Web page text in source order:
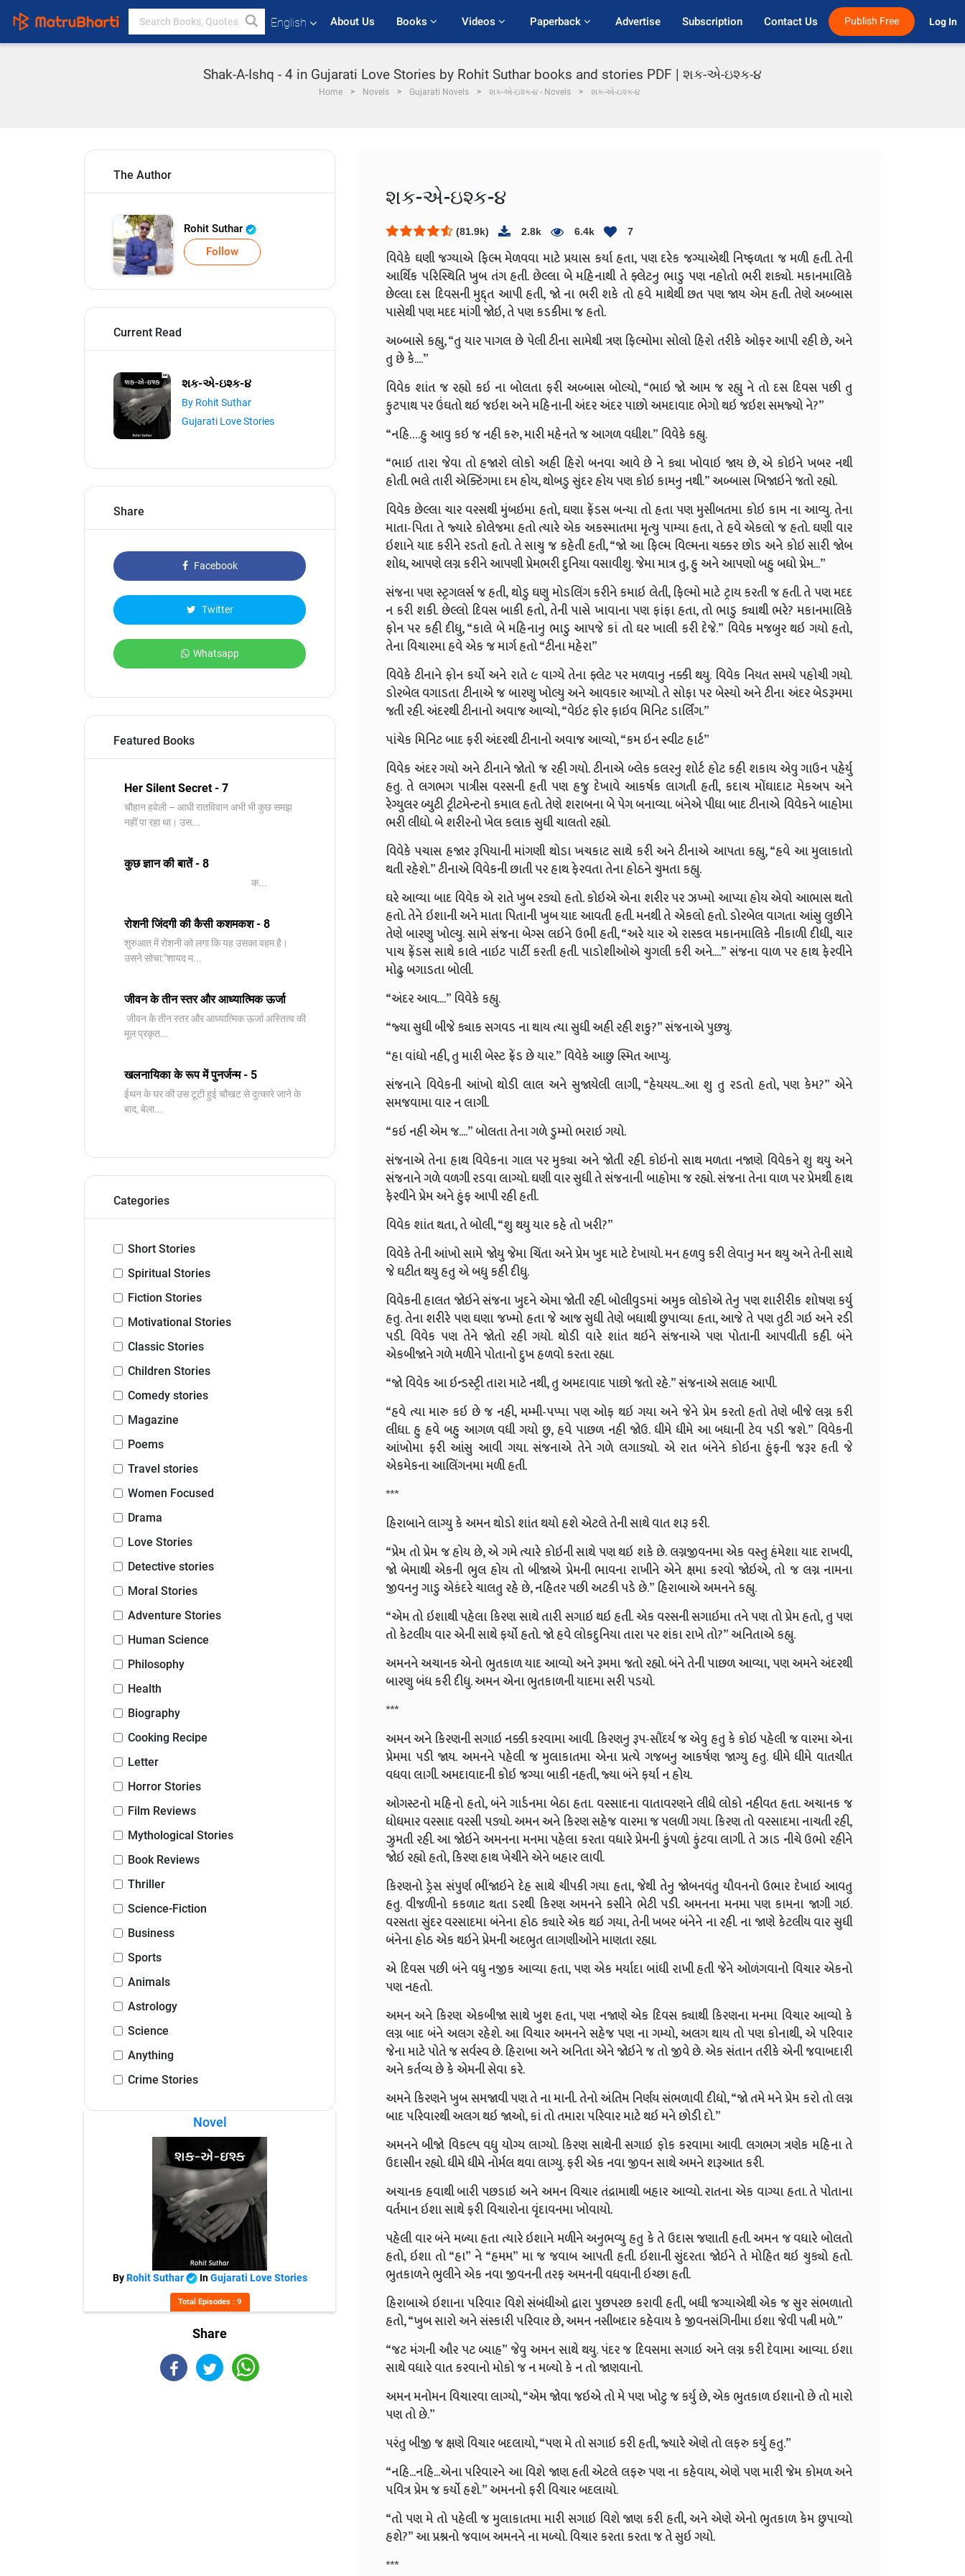
English About Us Books Videos Paperback Advertise Subscription Contact Us Publish Free Log In
Shak-A-Ishq - 4 in Gujarati Love Stories by Rohit Suthar books and stories PDF | શક-એ-ઇશ્ક-૪
Home Novels Gujarati Novels શક-એ-ઇશ્ક-૪ - Novels શક-એ-ઇશ્ક-૪
The Author
Rohit Suthar
Follow
Current Read
શક-એ-ઇશ્ક-૪
By Rohit Suthar
Gujarati Love Stories
Share
Facebook
Twitter
Whatsapp
Featured Books
Her Silent Secret - 7
चौहान हवेली – आधी रातविवान अभी भी कुछ समझ
नहीं पा रहा था। उस...
कुछ ज्ञान की बातें - 8
क...
रोशनी जिंदगी की कैसी कशमकश - 8
शुरुआत में रोशनी को लगा कि यह उसका वहम है।
उसने सोचा:"शायद म...
जीवन के तीन स्तर और आध्यात्मिक ऊर्जा
जीवन के तीन स्तर और आध्यात्मिक ऊर्जा अस्तित्व की
मूल प्रकृत...
खलनायिका के रूप में पुनर्जन्म - 5
ईथन के घर की उस टूटी हुई चौखट से दुत्कारे जाने के
बाद, बेला...
Categories
Short Stories
Spiritual Stories
Fiction Stories
Motivational Stories
Classic Stories
Children Stories
Comedy stories
Magazine
Poems
Travel stories
Women Focused
Drama
Love Stories
Detective stories
Moral Stories
Adventure Stories
Human Science
Philosophy
Health
Biography
Cooking Recipe
Letter
Horror Stories
Film Reviews
Mythological Stories
Book Reviews
Thriller
Science-Fiction
Business
Sports
Animals
Astrology
Science
Anything
Crime Stories
Novel
ByRohit Suthar InGujarati Love Stories
Total Episodes : 9
Share
શક-એ-ઇશ્ક-૪
(81.9k) 2.8k 6.4k 7
વિવેકે ઘણી જગ્યાએ ફિલ્મ મેળવવા માટે પ્રયાસ કર્યા હતા, પણ દરેક જગ્યાએથી નિષ્ફળતા જ મળી હતી. તેની
આર્થિક પરિસ્થિતિ ખુબ તંગ હતી. છેલ્લા બે મહિનાથી તે ફ્લેટનુ ભાડુ પણ નહોતો ભરી શક્યો. મકાનમાલિકે
છેલ્લા દસ દિવસની મુદ્દ્ત આપી હતી, જો ના ભરી શકે તો હવે માથેથી છત પણ જાય એમ હતી. તેણે અબ્બાસ
પાસેથી પણ મદદ માંગી જોઇ, તે પણ કડકીમા જ હતો.
અબ્બાસે કહ્યુ, “તુ યાર પાગલ છે પેલી ટીના સામેથી ત્રણ ફિલ્મોમા સોલો હિરો તરીકે ઓફર આપી રહી છે, અને
તુ છે કે....”
વિવેક શાંત જ રહ્યો કઇ ના બોલતા ફરી અબ્બાસ બોલ્યો, “ભાઇ જો આમ જ રહ્યુ ને તો દસ દિવસ પછી તુ
ફુટપાથ પર ઉંઘતો થઇ જઇશ અને મહિનાની અંદર અંદર પાછો અમદાવાદ ભેગો થઇ જઇશ સમજ્યો ને?”
“નહિ….હુ આવુ કઇ જ નહી કરુ, મારી મહેનતે જ આગળ વધીશ.” વિવેકે કહ્યુ.
“ભાઇ તારા જેવા તો હજારો લોકો અહી હિરો બનવા આવે છે ને ક્યા ખોવાઇ જાય છે, એ કોઇને ખબર નથી
હોતી. ભલે તારી એક્ટિંગમા દમ હોય, થોબડુ સુંદર હોય પણ કોઇ કામનુ નથી.” અબ્બાસ ખિજાઇને જતો રહ્યો.
વિવેક છેલ્લા ચાર વરસથી મુંબઇમા હતો, ઘણા ફ્રેંડસ બન્યા તો હતા પણ મુસીબતમા કોઇ કામ ના આવ્યુ. તેના
માતા-પિતા તે જ્યારે કોલેજમા હતો ત્યારે એક અકસ્માતમા મૃત્યુ પામ્યા હતા, તે હવે એકલો જ હતો. ઘણી વાર
ઇશાને યાદ કરીને રડતો હતો. તે સાચુ જ કહેતી હતી, “જો આ ફિલ્મ વિલ્મના ચક્કર છોડ અને કોઇ સારી જોબ
શોધ, આપણે લગ્ન કરીને આપણી પ્રેમભરી દુનિયા વસાવીશુ. જેમા માત્ર તુ, હુ અને આપણો બહુ બધો પ્રેમ...”
સંજના પણ સ્ટ્રગલર્સ જ હતી, થોડુ ઘણુ મોડલિંગ કરીને કમાઇ લેતી, ફિલ્મો માટે ટ્રાય કરતી જ હતી. તે પણ મદદ
ન કરી શકી. છેલ્લો દિવસ બાકી હતો, તેની પાસે ખાવાના પણ ફાંફા હતા, તો ભાડુ ક્યાથી ભરે? મકાનમાલિકે
ફોન પર કહી દીધુ, “કાલે બે મહિનાનુ ભાડુ આપજે કાં તો ઘર ખાલી કરી દેજે.” વિવેક મજબુર થઇ ગયો હતો,
તેના વિચારમા હવે એક જ માર્ગ હતો “ટીના મહેરા”
વિવેકે ટીનાને ફોન કર્યો અને રાતે ૯ વાગ્યે તેના ફ્લેટ પર મળવાનુ નક્કી થયુ. વિવેક નિયત સમયે પહોચી ગયો.
ડોરબેલ વગાડતા ટીનાએ જ બારણુ ખોલ્યુ અને આવકાર આપ્યો. તે સોફા પર બેસ્યો અને ટીના અંદર બેડરૂમમા
જતી રહી. અંદરથી ટીનાનો અવાજ આવ્યો, “વેઇટ ફોર ફાઇવ મિનિટ ડાર્લિંગ.”
પાંચેક મિનિટ બાદ ફરી અંદરથી ટીનાનો અવાજ આવ્યો, “કમ ઇન સ્વીટ હાર્ટ”
વિવેક અંદર ગયો અને ટીનાને જોતો જ રહી ગયો. ટીનાએ બ્લેક કલરનુ શોર્ટ હોટ કહી શકાય એવુ ગાઉન પહેર્યુ
હતુ. તે લગભગ પાત્રીસ વરસની હતી પણ હજુ દેખાવે આકર્ષક લાગતી હતી, કદાચ મોંઘાદાટ મેકઅપ અને
રેગ્યુલર બ્યુટી ટ્ર્રીટમેન્ટનો કમાલ હતો. તેણે શરાબના બે પેગ બનાવ્યા. બંનેએ પીધા બાદ ટીનાએ વિવેકને બાહોમા
ભરી લીધો. બે શરીરનો ખેલ કલાક સુધી ચાલતો રહ્યો.
વિવેકે પચાસ હજાર રૂપિયાની માંગણી થોડા ખચકાટ સાથે કરી અને ટીનાએ આપતા કહ્યુ, “હવે આ મુલાકાતો
થતી રહેશે.” ટીનાએ વિવેકની છાતી પર હાથ ફેરવતા તેના હોઠને ચુમતા કહ્યુ.
ઘરે આવ્યા બાદ વિવેક એ રાતે ખુબ રડ્યો હતો. કોઇએ એના શરીર પર ઝખ્મો આપ્યા હોય એવો આભાસ થતો
હતો. તેને ઇશાની અને માતા પિતાની ખુબ યાદ આવતી હતી. મનથી તે એકલો હતો. ડોરબેલ વાગતા આંસુ લુછીને
તેણે બારણુ ખોલ્યુ. સામે સંજના બેગ્સ લઇને ઉભી હતી, “અરે યાર એ રાસ્કલ મકાનમાલિકે નીકાળી દીધી, ચાર
પાચ ફ્રેંડસ સાથે કાલે નાઇટ પાર્ટી કરતી હતી. પાડોશીઓએ ચુગલી કરી અને....” સંજના વાળ પર હાથ ફેરવીને
મોઢુ બગાડતા બોલી.
“અંદર આવ....” વિવેકે કહ્યુ.
“જ્યા સુધી બીજે ક્યાક સગવડ ના થાય ત્યા સુધી અહી રહી શકુ?” સંજનાએ પુછ્યુ.
“હા વાંધો નહી, તુ મારી બેસ્ટ ફ્રેંડ છે યાર.” વિવેકે આછુ સ્મિત આપ્યુ.
સંજનાને વિવેકની આંખો થોડી લાલ અને સુજાયેલી લાગી, “હેયયય...આ શુ તુ રડતો હતો, પણ કેમ?” એને
સમજવામા વાર ન લાગી.
“કઇ નહી એમ જ....” બોલતા તેના ગળે ડુમ્મો ભરાઇ ગયો.
સંજનાએ તેના હાથ વિવેકના ગાલ પર મુક્યા અને જોતી રહી. કોઇનો સાથ મળતા નજાણે વિવેકને શુ થયુ અને
સંજનાને ગળે વળગી રડવા લાગ્યો. ઘણી વાર સુધી તે સંજનાની બાહોમા જ રહ્યો. સંજના તેના વાળ પર પ્રેમથી હાથ
ફેરવીને પ્રેમ અને હુંફ આપી રહી હતી.
વિવેક શાંત થતા, તે બોલી, “શુ થયુ યાર કહે તો ખરી?”
વિવેકે તેની આંખો સામે જોયુ જેમા ચિંતા અને પ્રેમ ખુદ માટે દેખાયો. મન હળવુ કરી લેવાનુ મન થયુ અને તેની સાથે
જે ઘટીત થયુ હતુ એ બધુ કહી દીધુ.
વિવેકની હાલત જોઇને સંજના ખુદને એમા જોતી રહી. બોલીવુડમાં અમુક લોકોએ તેનુ પણ શારીરીક શોષણ કર્યુ
હતુ. તેના શરીરે પણ ઘણા જખ્મો હતા જે આજ સુધી તેણે બધાથી છુપાવ્યા હતા, આજે તે પણ તુટી ગઇ અને રડી
પડી. વિવેક પણ તેને જોતો રહી ગયો. થોડી વારે શાંત થઇને સંજનાએ પણ પોતાની આપવીતી કહી. બંને
એકબીજાને ગળે મળીને પોતાનો દુખ હળવો કરતા રહ્યા.
“જો વિવેક આ ઇન્ડસ્ટ્રી તારા માટે નથી, તુ અમદાવાદ પાછો જતો રહે.” સંજનાએ સલાહ આપી.
“હવે ત્યા મારુ કઇ છે જ નહી, મમ્મી-પપ્પા પણ ઓફ થઇ ગયા અને જેને પ્રેમ કરતો હતો તેણે બીજે લગ્ન કરી
લીધા. હુ હવે બહુ આગળ વધી ગયો છુ, હવે પાછળ નહી જોઉ. ધીમે ધીમે આ બધાની ટેવ પડી જશે.” વિવેકની
આંખોમા ફરી આંસુ આવી ગયા. સંજનાએ તેને ગળે લગાડ્યો. એ રાત બંનેને કોઇના હુંફની જરૂર હતી જે
એકમેકના આલિંગનમા મળી હતી.
***
હિરાબાને લાગ્યુ કે અમન થોડો શાંત થયો હશે એટલે તેની સાથે વાત શરૂ કરી.
“પ્રેમ તો પ્રેમ જ હોય છે, એ ગમે ત્યારે કોઇની સાથે પણ થઇ શકે છે. લગ્નજીવનમા એક વસ્તુ હંમેશા યાદ રાખવી,
જો બેમાથી એકની ભુલ હોય તો બીજાએ પ્રેમની ભાવના રાખીને એને ક્ષમા કરવો જોઇએ, તો જ લગ્ન નામના
જીવનનુ ગાડુ એકંદરે ચાલતુ રહે છે, નહિતર પછી અટકી પડે છે.” હિરાબાએ અમનને કહ્યુ.
“એમ તો ઇશાથી પહેલા કિરણ સાથે તારી સગાઇ થઇ હતી. એક વરસની સગાઇમા તને પણ તો પ્રેમ હતો, તુ પણ
તો કેટલીય વાર એની સાથે ફર્યો હતો. જો હવે લોકદુનિયા તારા પર શંકા રાખે તો?” અનિતાએ કહ્યુ.
અમનને અચાનક એનો ભુતકાળ યાદ આવ્યો અને રૂમમા જતો રહ્યો. બંને તેની પાછળ આવ્યા, પણ અમને અંદરથી
બારણુ બંધ કરી દીધુ. અમન એના ભુતકાળની યાદમા સરી પડયો.
***
અમન અને કિરણની સગાઇ નક્કી કરવામા આવી. કિરણનુ રૂપ-સૌંદર્ય જ એવુ હતુ કે કોઇ પહેલી જ વારમા એના
પ્રેમમા પડી જાય. અમનને પહેલી જ મુલાકાતમા એના પ્રત્યે ગજબનુ આકર્ષણ જાગ્યુ હતુ. ધીમે ધીમે વાતચીત
વધવા લાગી. અમદાવાદની કોઇ જગ્યા બાકી નહતી, જ્યા બંને ફર્યા ન હોય.
ઓગસ્ટનો મહિનો હતો, બંને ગાર્ડનમા બેઠા હતા. વરસાદના વાતાવરણને લીધે લોકો નહીવત હતા. અચાનક જ
ધોધમાર વરસાદ વરસી પડ્યો. અમન અને કિરણ સહેજ વારમા જ પલળી ગયા. કિરણ તો વરસાદમા નાચતી રહી,
ઝુમતી રહી. આ જોઇને અમનના મનમા પહેલા કરતા વધારે પ્રેમની કુંપળો ફુંટવા લાગી. તે ઝાડ નીચે ઉભો રહીને
જોઇ રહ્યો હતો, કિરણ હાથ ખેચીને એને બહાર લાવી.
કિરણનો ડ્રેસ સંપુર્ણ ભીંજાઇને દેહ સાથે ચીપકી ગયા હતા, જેથી તેનુ જોબનવંતુ યૌવનનો ઉભાર દેખાઇ આવતુ
હતુ. વીજળીનો કકળાટ થતા ડરથી કિરણ અમનને કસીને ભેટી પડી. અમનના મનમા પણ કામના જાગી ગઇ.
વરસતા સુંદર વરસાદમા બંનેના હોઠ ક્યારે એક થઇ ગયા, તેની ખબર બંનેને ના રહી. ના જાણે કેટલીય વાર સુધી
બંનેના હોઠ એક થઇને પ્રેમની અદભુત લાગણીઓને માણતા રહ્યા.
એ દિવસ પછી બંને વધુ નજીક આવ્યા હતા, પણ એક મર્યાદા બાંધી રાખી હતી જેને ઓળંગવાનો વિચાર એકનો
પણ નહતો.
અમન અને કિરણ એકબીજા સાથે ખુશ હતા, પણ નજાણે એક દિવસ ક્યાથી કિરણના મનમા વિચાર આવ્યો કે
લગ્ન બાદ બંને અલગ રહેશે. આ વિચાર અમનને સહેજ પણ ના ગમ્યો, અલગ થાય તો પણ કોનાથી, એ પરિવાર
જેના માટે પોતે જ સર્વસ્વ છે. હિરાબા અને અનિતા એને જોઇને જ તો જીવે છે. એક સંતાન તરીકે એની જવાબદારી
અને કર્તવ્ય છે કે એમની સેવા કરે.
અમને કિરણને ખુબ સમજાવી પણ તે ના માની. તેનો અંતિમ નિર્ણય સંભળાવી દીધો, “જો તમે મને પ્રેમ કરો તો લગ્ન
બાદ પરિવારથી અલગ થઇ જાઓ, કાં તો તમારા પરિવાર માટે થઇ મને છોડી દો.”
અમનને બીજો વિકલ્પ વધુ યોગ્ય લાગ્યો. કિરણ સાથેની સગાઇ ફોક કરવામા આવી. લગભગ ત્રણેક મહિના તે
ઉદાસીન રહ્યો. ધીમે ધીમે નોર્મલ થવા લાગ્યુ. ફરી એક નવા જીવન સાથે અમને શરૂઆત કરી.
અચાનક હવાથી બારી પછડાઇ અને અમન વિચાર તંદ્રામાથી બહાર આવ્યો. રાતના એક વાગ્યા હતા. તે પોતાના
વર્તમાન ઇશા સાથે ફરી વિચારોના વૃંદાવનમા ખોવાયો.
પહેલી વાર બંને મળ્યા હતા ત્યારે ઇશાને મળીને અનુભવ્યુ હતુ કે તે ઉદાસ જણાતી હતી. અમન જ વધારે બોલતો
હતો, ઇશા તો “હા” ને “હમમ” મા જ જવાબ આપતી હતી. ઇશાની સુંદરતા જોઇને તે મોહિત થઇ ચુક્યો હતો.
ભુતકાળને ભુલીને એક નવા જીવનની તરફ અમનની વધવાની ઇચ્છા હતી.
હિરાબાએ ઇશાના પરિવાર વિશે સંબંધીઓ દ્વારા પુછપરછ કરાવી હતી, બધી જગ્યાએથી એક જ સુર સંભળાતો
હતો, “ખુબ સારો અને સંસ્કારી પરિવાર છે, અમન નસીબદાર કહેવાય કે જીવનસંગિનીમા ઇશા જેવી પત્ની મળે.”
“જટ મંગની ઔર પટ બ્યાહ” જેવુ અમન સાથે થયુ. પંદર જ દિવસમા સગાઇ અને લગ્ન કરી દેવામા આવ્યા. ઇશા
સાથે વધારે વાત કરવાનો મોકો જ ન મળ્યો કે ન તો જાણવાનો.
અમન મનોમન વિચારવા લાગ્યો, “એમ જોવા જઇએ તો મે પણ ખોટુ જ કર્યુ છે, એક ભુતકાળ ઇશાનો છે તો મારો
પણ તો છે.”
પરંતુ બીજી જ ક્ષણે વિચાર બદલાયો, “પણ મે તો સગાઇ કરી હતી, જ્યારે એણે તો લફરુ કર્યુ હતુ.”
“નહિ...નહિ...એના પરિવારને આ વિશે જાણ હતી એટલે લફરુ પણ ના કહેવાય, એણે પણ મારી જેમ કોમળ અને
પવિત્ર પ્રેમ જ કર્યો હશે.” અમનનો ફરી વિચાર બદલાયો.
“તો પણ મે તો પહેલી જ મુલાકાતમા મારી સગાઇ વિશે જાણ કરી હતી, અને એણે એનો ભુતકાળ કેમ છુપાવ્યો
હશે?” આ પ્રશ્નનો જવાબ અમનને ના મળ્યો. વિચાર કરતા કરતા જ તે સુઇ ગયો.
***